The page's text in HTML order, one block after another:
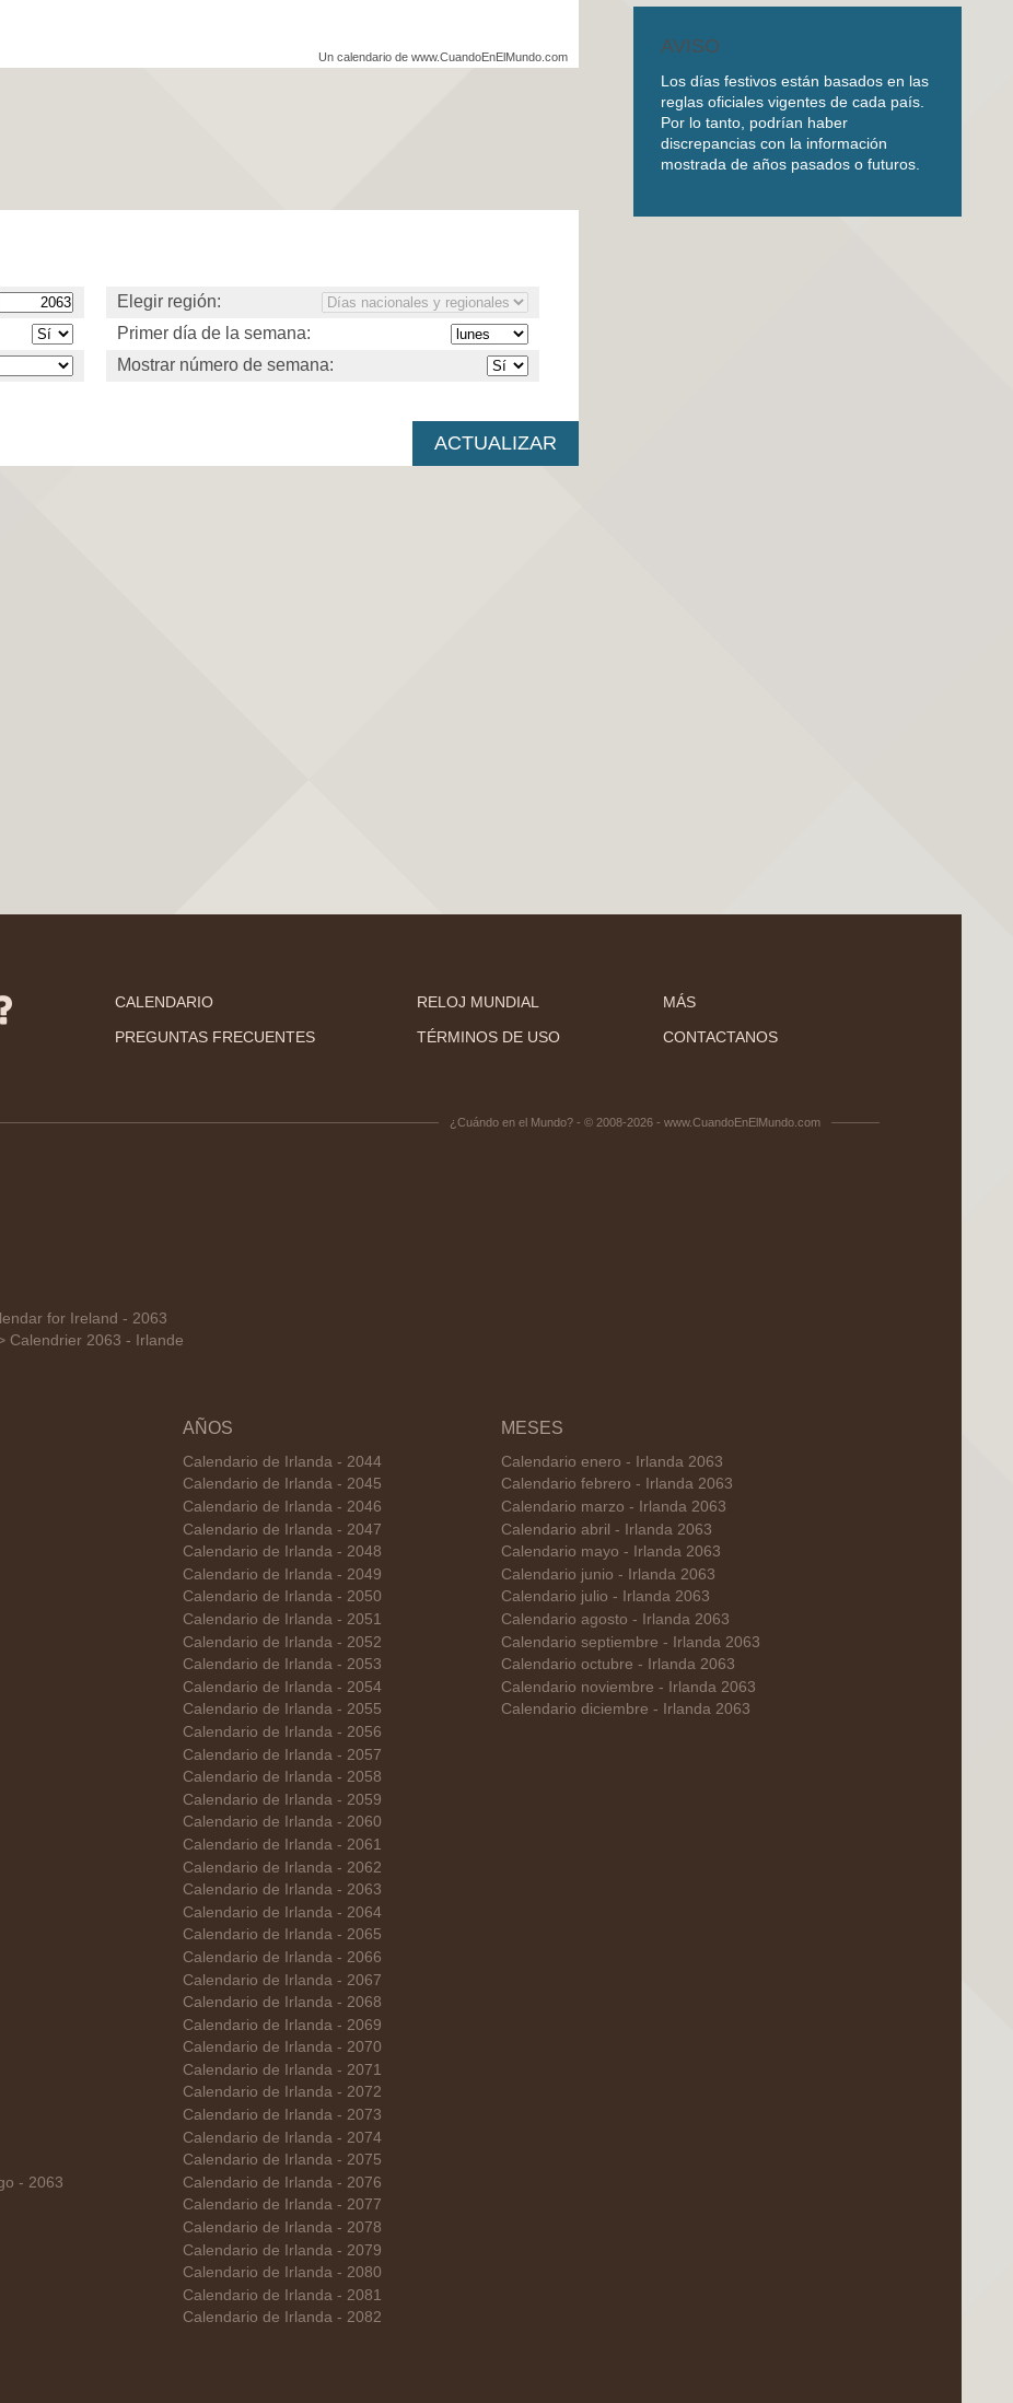
Un calendario de www.CuandoEnElMundo.com
Elegir región:
Primer día de la semana:
Mostrar número de semana:
AVISO
Los días festivos están basados en las
reglas oficiales vigentes de cada país.
Por lo tanto, podrían haber
discrepancias con la información
mostrada de años pasados o futuros.
CALENDARIO RELOJ MUNDIAL
MÁS
PREGUNTAS FRECUENTES
TÉRMINOS DE USO CONTACTANOS
¿Cuándo en el Mundo? - © 2008-2026 - www.CuandoEnElMundo.com
for Ireland - 2063
Calendrier 2063 - Irlande
- 2063
AÑOS
Calendario de Irlanda - 2044
Calendario de Irlanda - 2045
Calendario de Irlanda - 2046
Calendario de Irlanda - 2047
Calendario de Irlanda - 2048
Calendario de Irlanda - 2049
Calendario de Irlanda - 2050
Calendario de Irlanda - 2051
Calendario de Irlanda - 2052
Calendario de Irlanda - 2053
Calendario de Irlanda - 2054
Calendario de Irlanda - 2055
Calendario de Irlanda - 2056
Calendario de Irlanda - 2057
Calendario de Irlanda - 2058
Calendario de Irlanda - 2059
Calendario de Irlanda - 2060
Calendario de Irlanda - 2061
Calendario de Irlanda - 2062
Calendario de Irlanda - 2063
Calendario de Irlanda - 2064
Calendario de Irlanda - 2065
Calendario de Irlanda - 2066
Calendario de Irlanda - 2067
Calendario de Irlanda - 2068
Calendario de Irlanda - 2069
Calendario de Irlanda - 2070
Calendario de Irlanda - 2071
Calendario de Irlanda - 2072
Calendario de Irlanda - 2073
Calendario de Irlanda - 2074
Calendario de Irlanda - 2075
Calendario de Irlanda - 2076
Calendario de Irlanda - 2077
Calendario de Irlanda - 2078
Calendario de Irlanda - 2079
Calendario de Irlanda - 2080
Calendario de Irlanda - 2081
Calendario de Irlanda - 2082
MESES
Calendario enero - Irlanda 2063
Calendario febrero - Irlanda 2063
Calendario marzo - Irlanda 2063
Calendario abril - Irlanda 2063
Calendario mayo - Irlanda 2063
Calendario junio - Irlanda 2063
Calendario julio - Irlanda 2063
Calendario agosto - Irlanda 2063
Calendario septiembre - Irlanda 2063
Calendario octubre - Irlanda 2063
Calendario noviembre - Irlanda 2063
Calendario diciembre - Irlanda 2063